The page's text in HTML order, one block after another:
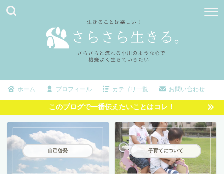
ホーム プロフィール カテゴリ一覧 お問い合わせ
このブログで一番伝えたいことはコレ！
自己啓発 子育てについて